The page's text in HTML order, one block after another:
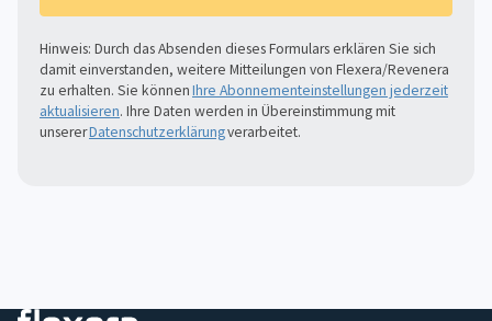
Hinweis: Durch das Absenden dieses Formulars erklären Sie sich
damit einverstanden, weitere Mitteilungen von Flexera/Revenera
zu erhalten. Sie könnenIhre Abonnementeinstellungen jederzeit
aktualisieren. Ihre Daten werden in Übereinstimmung mit
unsererDatenschutzerklärungverarbeitet.